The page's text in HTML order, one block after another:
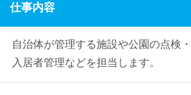
仕事内容
自治体が管理する施設や公園の点検
入居者管理などを担当します。